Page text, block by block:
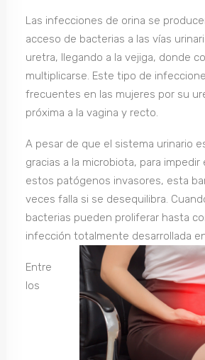
Las infecciones de orina se
acceso de bacterias a las vías
uretra, llegando a la vejiga, donde
multiplicarse. Este tipo de
frecuentes en las mujeres por su
próxima a la vagina y recto.
A pesar de que el sistema urinario
gracias a la microbiota, para impedir
estos patógenos invasores, esta
veces falla si se desequilibra.
bacterias pueden proliferar hasta
infección totalmente desarrollada
Entre
los